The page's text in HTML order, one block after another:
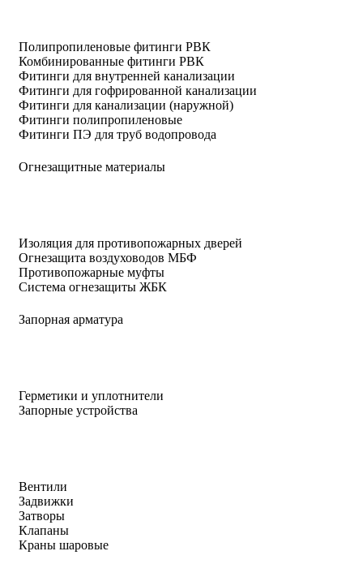
Полипропиленовые фитинги РВК
Комбинированные фитинги РВК
Фитинги для внутренней канализации
Фитинги для гофрированной канализации
Фитинги для канализации (наружной)
Фитинги полипропиленовые
Фитинги ПЭ для труб водопровода
Огнезащитные материалы
Изоляция для противопожарных дверей
Огнезащита воздуховодов МБФ
Противопожарные муфты
Система огнезащиты ЖБК
Запорная арматура
Герметики и уплотнители
Запорные устройства
Вентили
Задвижки
Затворы
Клапаны
Краны шаровые